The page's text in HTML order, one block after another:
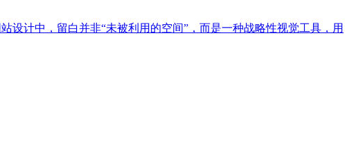
计中，留白并非“未被利用的空间”，而是一种战略性视觉工具，用